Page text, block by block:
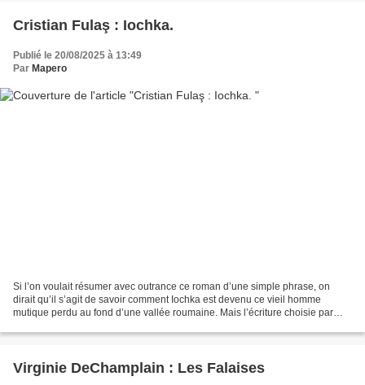
Cristian Fulaş : Iochka.
Publié le 20/08/2025 à 13:49
Par Mapero
Si l’on voulait résumer avec outrance ce roman d’une simple phrase, on
dirait qu’il s’agit de savoir comment Iochka est devenu ce vieil homme
mutique perdu au fond d’une vallée roumaine. Mais l’écriture choisie par
Virginie DeChamplain : Les Falaises